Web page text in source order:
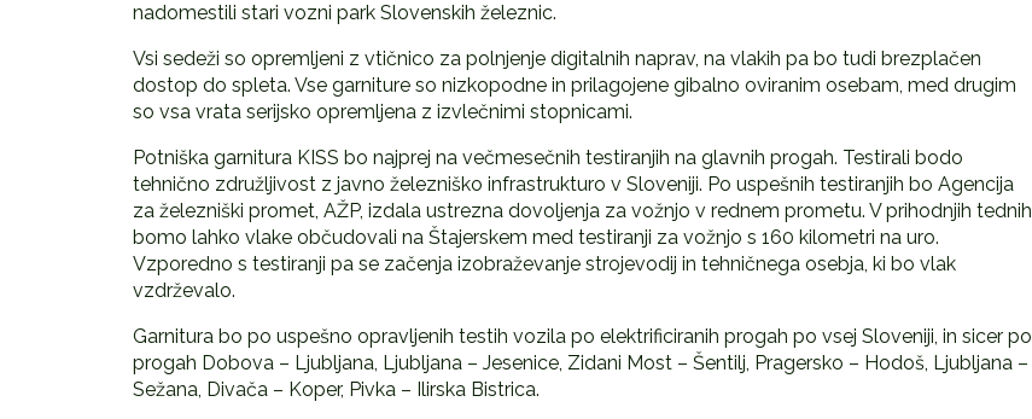
nadomestili stari vozni park Slovenskih železnic.
Vsi sedeži so opremljeni z vtičnico za polnjenje digitalnih naprav, na vlakih pa bo tudi brezplačen
dostop do spleta. Vse garniture so nizkopodne in prilagojene gibalno oviranim osebam, med drugim
so vsa vrata serijsko opremljena z izvlečnimi stopnicami.
Potniška garnitura KISS bo najprej na večmesečnih testiranjih na glavnih progah. Testirali bodo
tehnično združljivost z javno železniško infrastrukturo v Sloveniji. Po uspešnih testiranjih bo Agencija
za železniški promet, AŽP, izdala ustrezna dovoljenja za vožnjo v rednem prometu. V prihodnjih tednih
bomo lahko vlake občudovali na Štajerskem med testiranji za vožnjo s 160 kilometri na uro.
Vzporedno s testiranji pa se začenja izobraževanje strojevodij in tehničnega osebja, ki bo vlak
vzdrževalo.
Garnitura bo po uspešno opravljenih testih vozila po elektrificiranih progah po vsej Sloveniji, in sicer po
progah Dobova – Ljubljana, Ljubljana – Jesenice, Zidani Most – Šentilj, Pragersko – Hodoš, Ljubljana –
Sežana, Divača – Koper, Pivka – Ilirska Bistrica.